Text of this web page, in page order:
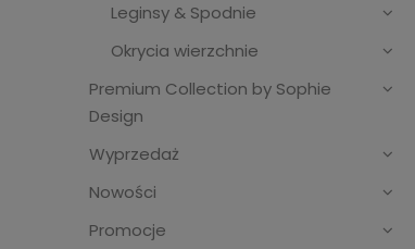
Leginsy & Spodnie
Okrycia wierzchnie
Premium Collection by Sophie
Design
Wyprzedaż
Nowości
Promocje